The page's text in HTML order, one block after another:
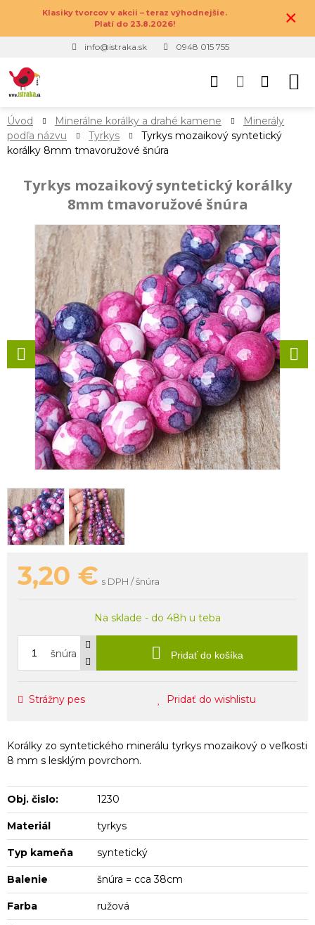
Klasiky tvorcov v akcii – teraz výhodnejšie.
Platí do 23.8.2026!
×
info@istraka.sk 0948 015 755
Úvod Minerálne korálky a drahé kamene
Minerály
podľa názvu
Tyrkys
Tyrkys mozaikový syntetický
korálky 8mm tmavoružové šnúra
Tyrkys mozaikový syntetický korálky
8mm tmavoružové šnúra
3,20 € s DPH / šnúra
Na sklade - do 48h u teba
šnúra Pridať do košíka
Strážny pes Pridať do wishlistu
Korálky zo syntetického minerálu tyrkys mozaikový o veľkosti
8 mm s lesklým povrchom.
Obj. čislo: 1230
Materiál tyrkys
Typ kameňa syntetický
Balenie šnúra = cca 38cm
Farba ružová